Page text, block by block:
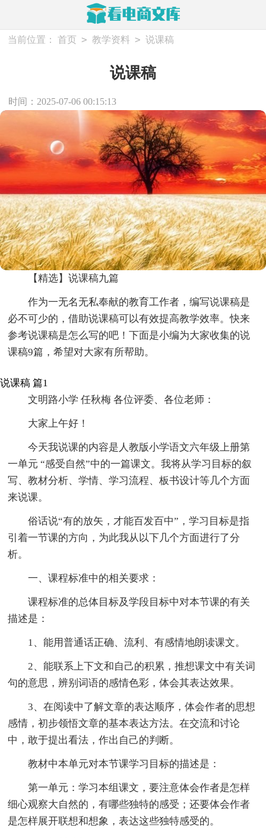
当前位置： 首页 > 教学资料 > 说课稿
说课稿
时间：2025-07-06 00:15:13
【精选】说课稿九篇
作为一无名无私奉献的教育工作者，编写说课稿是
必不可少的，借助说课稿可以有效提高教学效率。快来
参考说课稿是怎么写的吧！下面是小编为大家收集的说
课稿9篇，希望对大家有所帮助。
说课稿 篇1
文明路小学 任秋梅 各位评委、各位老师：
大家上午好！
今天我说课的内容是人教版小学语文六年级上册第
一单元 “感受自然”中的一篇课文。我将从学习目标的叙
写、教材分析、学情、学习流程、板书设计等几个方面
来说课。
俗话说“有的放矢，才能百发百中”，学习目标是指
引着一节课的方向，为此我从以下几个方面进行了分
析。
一、课程标准中的相关要求：
课程标准的总体目标及学段目标中对本节课的有关
描述是：
1、能用普通话正确、流利、有感情地朗读课文。
2、能联系上下文和自己的积累，推想课文中有关词
句的意思，辨别词语的感情色彩，体会其表达效果。
3、在阅读中了解文章的表达顺序，体会作者的思想
感情，初步领悟文章的基本表达方法。在交流和讨论
中，敢于提出看法，作出自己的判断。
教材中本单元对本节课学习目标的描述是：
第一单元：学习本组课文，要注意体会作者是怎样
细心观察大自然的，有哪些独特的感受；还要体会作者
是怎样展开联想和想象，表达这些独特感受的。